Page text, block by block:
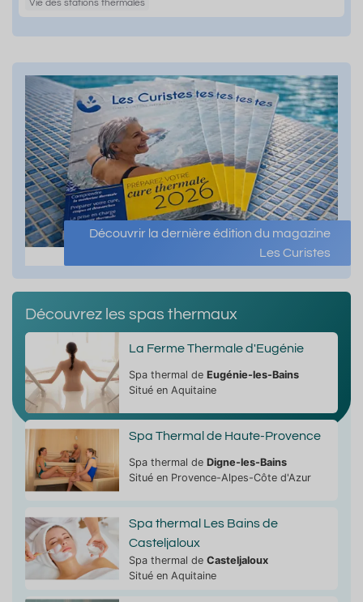
Vie des stations thermales
Découvrir la dernière édition du magazine
Les Curistes
Découvrez les spas thermaux
La Ferme Thermale d'Eugénie
Spa thermal de Eugénie-les-Bains
Situé en Aquitaine
Spa Thermal de Haute-Provence
Spa thermal de Digne-les-Bains
Situé en Provence-Alpes-Côte d'Azur
Spa thermal Les Bains de
Casteljaloux
Spa thermal de Casteljaloux
Situé en Aquitaine